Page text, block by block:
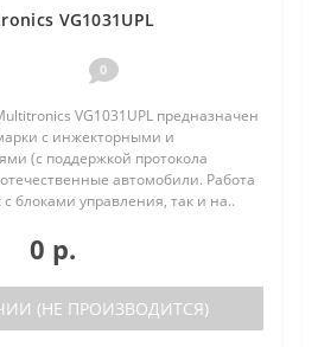
VG1031UPL
0
VG1031UPL предназначен
с инжекторными и
(с поддержкой протокола
автомобили. Работа
блоками управления, так и на..
0 р.
(НЕ ПРОИЗВОДИТСЯ)